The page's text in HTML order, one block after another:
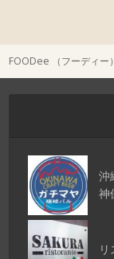
FOODee （フーディー）
沖
神